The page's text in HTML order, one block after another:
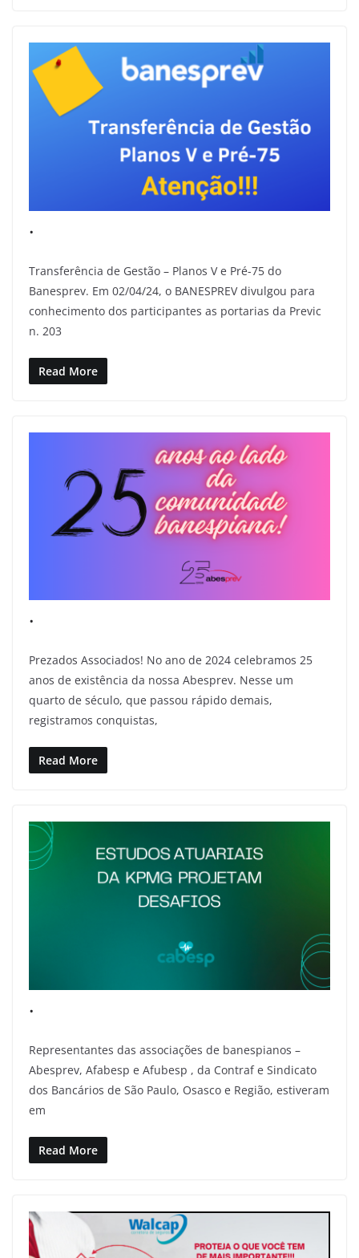
.
Transferência de Gestão – Planos V e Pré-75 do
Banesprev. Em 02/04/24, o BANESPREV divulgou para
conhecimento dos participantes as portarias da Previc
n. 203
Read More
.
Prezados Associados! No ano de 2024 celebramos 25
anos de existência da nossa Abesprev. Nesse um
quarto de século, que passou rápido demais,
registramos conquistas,
Read More
.
Representantes das associações de banespianos –
Abesprev, Afabesp e Afubesp , da Contraf e Sindicato
dos Bancários de São Paulo, Osasco e Região, estiveram
em
Read More